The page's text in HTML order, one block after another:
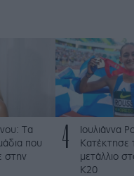
Τα
που
στην
4
Ιουλιάννα
Κατέκτησε
μετάλλιο
Κ20